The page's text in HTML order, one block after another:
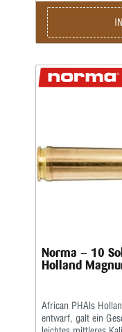
Norma – 10
Holland
African PHAls
entwarf, galt ein